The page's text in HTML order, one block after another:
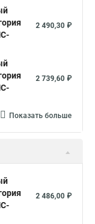
2 490,30 ₽
2 739,60 ₽
Показать больше
2 486,00 ₽